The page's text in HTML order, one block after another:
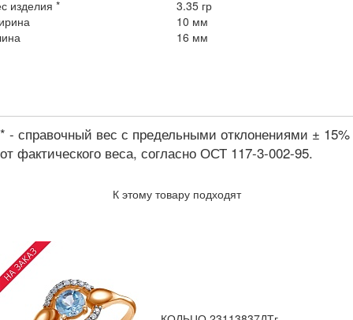
изделия *
3.35 гр
10 мм
16 мм
* - справочный вес с предельными отклонениями ± 15%
от фактического веса, согласно ОСТ 117-3-002-95.
К этому товару подходят